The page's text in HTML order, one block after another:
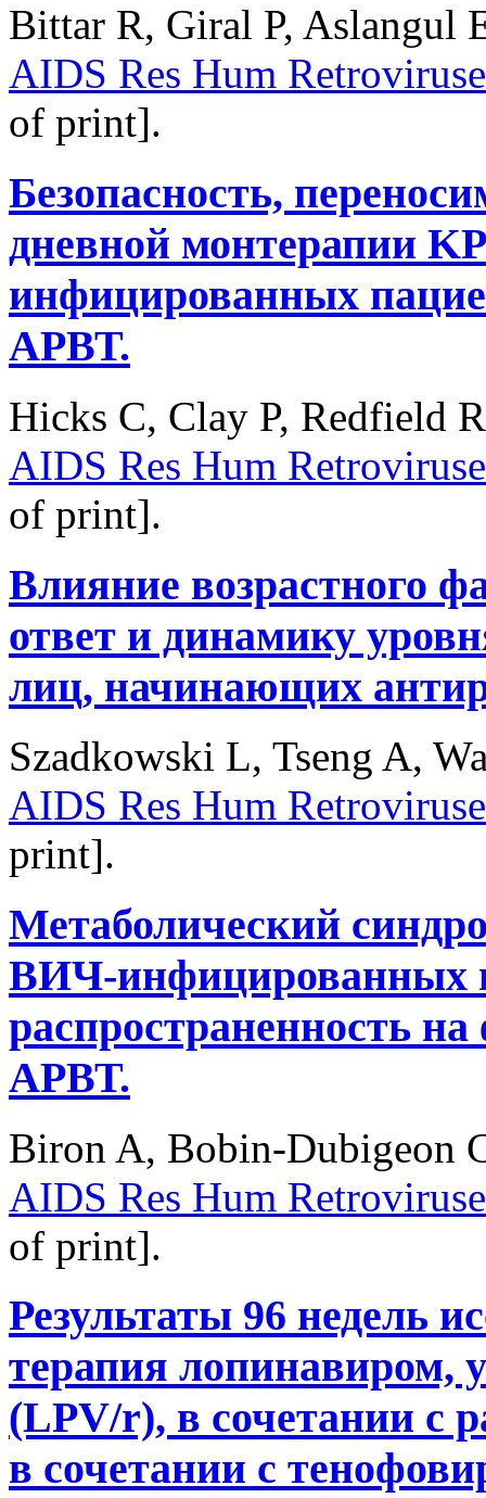
Bittar R, Giral P, Aslangul
AIDS Res Hum
of print].
Безопасность,
дневной монтерапии
инфицированных
АРВТ.
Hicks C, Clay P, Redfield
AIDS Res Hum
of print].
Влияние возрастного
ответ и динамику
лиц, начинающих
Szadkowski L, Tseng A,
AIDS Res Hum
print].
Метаболический
ВИЧ-инфицированных
распространенность
АРВТ.
Biron A, Bobin-Dubigeon
AIDS Res Hum
of print].
Результаты 96 недель
терапия лопинавиром,
(LPV/r), в сочетании с
в сочетании с